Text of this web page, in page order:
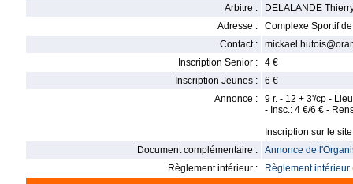
Arbitre :
DELALANDE
Adresse :
Complexe Sportif
Contact :
Inscription Senior :
4 €
Inscription Jeunes :
6 €
Annonce :
9 r. - 12 + 3'/cp -
- Insc.: 4 €/6 € -
Inscription sur le
Document complémentaire :
Annonce de
Règlement intérieur :
Règlement intérieur